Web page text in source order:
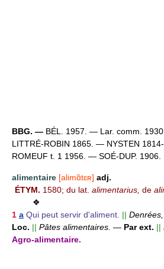
BBG. — BÉL. 1957. — Lar. comm.
LITTRÉ-ROBIN 1865. — NYSTEN
ROMEUF t. 1 1956. — SOÉ-DUP. 1906.
alimentaire [alimɑ̃tɛʀ] adj.
ÉTYM. 1580; du lat. alimentarius, de
❖
1 a Qui peut servir d'aliment. ||
Loc. || Pâtes alimentaires. — Par ext. ||
Agro-alimentaire.